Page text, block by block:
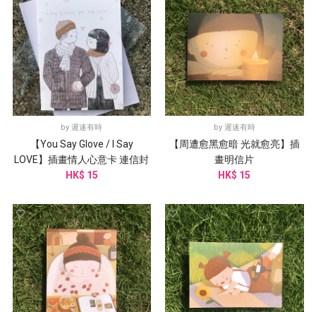
by遲速有時
【You Say Glove / I Say
LOVE】插畫情人心意卡 連信封
HK$ 15
by 遲速有時
【周遭愈黑愈暗 光就愈亮】插
畫明信片
HK$ 15